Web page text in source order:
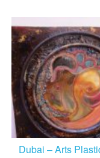
Dubai – Arts